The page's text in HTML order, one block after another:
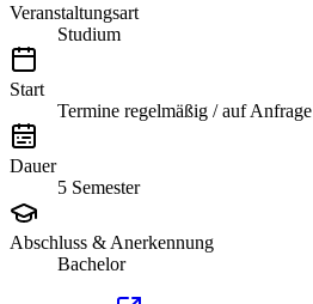
Veranstaltungsart
Studium
Start
Termine regelmäßig / auf Anfrage
Dauer
5 Semester
Abschluss & Anerkennung
Bachelor